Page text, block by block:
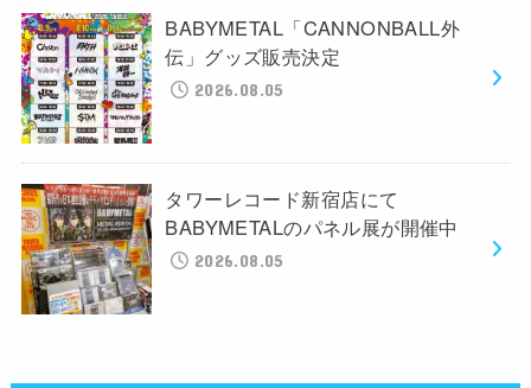
BABYMETAL「CANNONBALL外
伝」グッズ販売決定
2026.08.05
タワーレコード新宿店にて
BABYMETALのパネル展が開催中
2026.08.05